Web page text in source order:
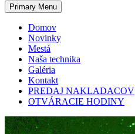
Primary Menu
Domov
Novinky
Mestá
Naša technika
Galéria
Kontakt
PREDAJ NAKLADACOV
OTVÁRACIE HODINY